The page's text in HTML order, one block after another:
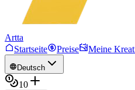
Artta
Startseite
Preise Meine
Deutsch
10